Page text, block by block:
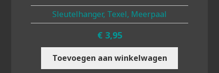
Sleutelhanger, Texel, Meerpaal
€ 3,95
Toevoegen aan winkelwagen